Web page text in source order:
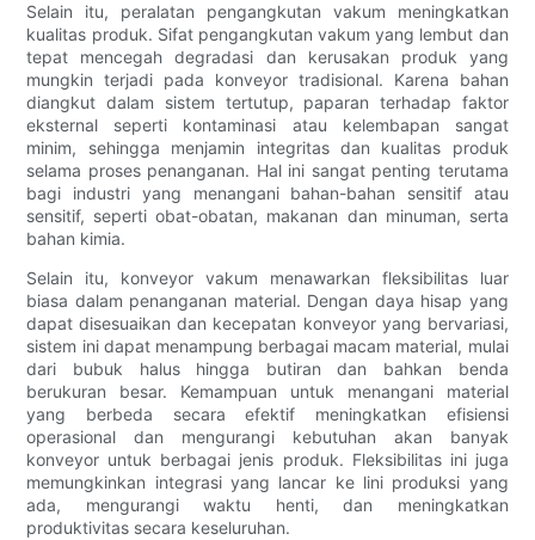
Selain itu, peralatan pengangkutan vakum meningkatkan
kualitas produk. Sifat pengangkutan vakum yang lembut dan
tepat mencegah degradasi dan kerusakan produk yang
mungkin terjadi pada konveyor tradisional. Karena bahan
diangkut dalam sistem tertutup, paparan terhadap faktor
eksternal seperti kontaminasi atau kelembapan sangat
minim, sehingga menjamin integritas dan kualitas produk
selama proses penanganan. Hal ini sangat penting terutama
bagi industri yang menangani bahan-bahan sensitif atau
sensitif, seperti obat-obatan, makanan dan minuman, serta
bahan kimia.
Selain itu, konveyor vakum menawarkan fleksibilitas luar
biasa dalam penanganan material. Dengan daya hisap yang
dapat disesuaikan dan kecepatan konveyor yang bervariasi,
sistem ini dapat menampung berbagai macam material, mulai
dari bubuk halus hingga butiran dan bahkan benda
berukuran besar. Kemampuan untuk menangani material
yang berbeda secara efektif meningkatkan efisiensi
operasional dan mengurangi kebutuhan akan banyak
konveyor untuk berbagai jenis produk. Fleksibilitas ini juga
memungkinkan integrasi yang lancar ke lini produksi yang
ada, mengurangi waktu henti, dan meningkatkan
produktivitas secara keseluruhan.